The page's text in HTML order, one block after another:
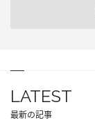
LATEST
最新の記事